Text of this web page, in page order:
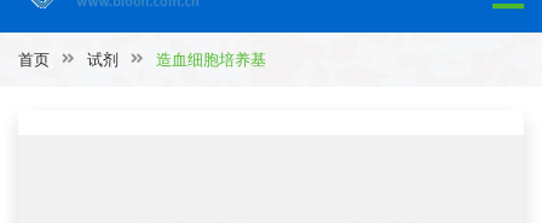
首页 试剂 造血细胞培养基